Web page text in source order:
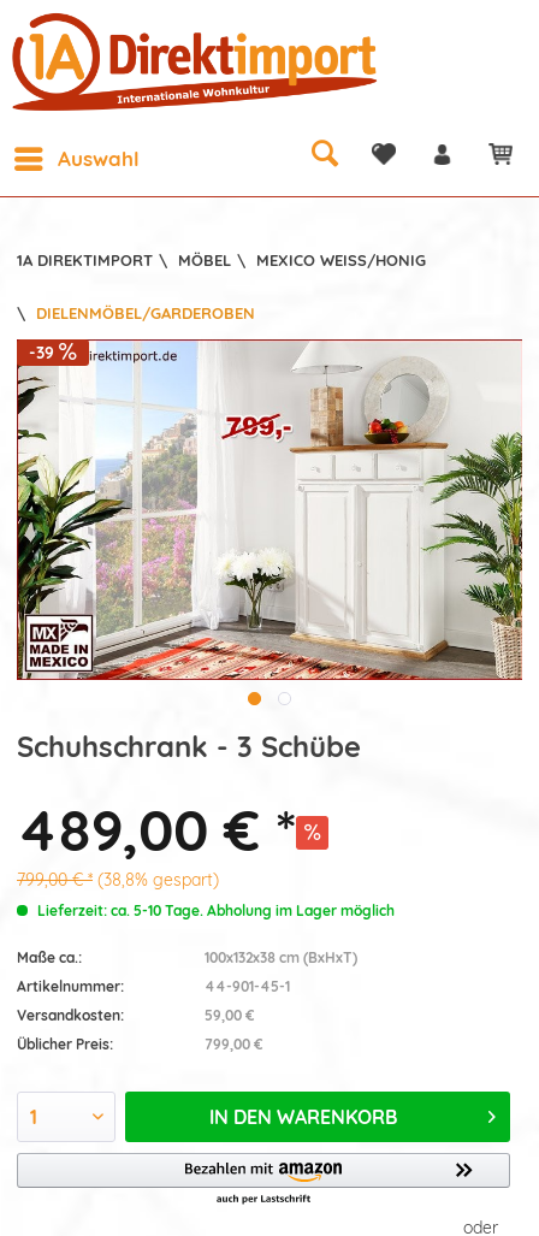
Auswahl
1A DIREKTIMPORT \ MÖBEL \ MEXICO WEISS/HONIG
\ DIELENMÖBEL/GARDEROBEN
-39
Schuhschrank - 3 Schübe
489,00 € *
799,00 € * (38,8% gespart)
Lieferzeit: ca. 5-10 Tage. Abholung im Lager möglich
Maße ca.:
100x132x38 cm (BxHxT)
Artikelnummer:
44-901-45-1
Versandkosten:
59,00 €
Üblicher Preis:
799,00 €
IN DEN WARENKORB
oder